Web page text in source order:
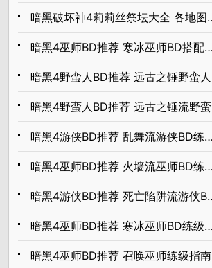
暗黑破坏神4莉莉丝祭坛大全 各地图位置汇总
暗黑4巫师BD推荐 寒冰巫师BD搭配方案
暗黑4野蛮人BD推荐 远古之锤野蛮人BD搭配方案
暗黑4野蛮人BD推荐 远古之锤流野蛮人BD练级方案
暗黑4游侠BD推荐 乱舞流游侠BD练级方案
暗黑4巫师BD推荐 火墙流巫师BD练级方案
暗黑4游侠BD推荐 死亡陷阱流游侠BD搭配方案
暗黑4巫师BD推荐 寒冰巫师BD练级方案
暗黑4巫师BD推荐 召唤巫师练级指南